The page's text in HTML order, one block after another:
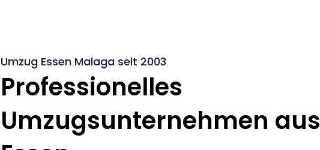
Umzug Essen Malaga seit 2003
Professionelles
Umzugsunternehmen aus